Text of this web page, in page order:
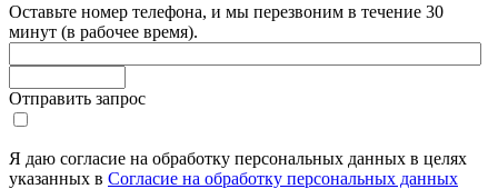
Оставьте номер телефона, и мы перезвоним в течение 30
минут (в рабочее время).
Отправить запрос
Я даю согласие на обработку персональных данных в целях
указанных в Согласие на обработку персональных данных